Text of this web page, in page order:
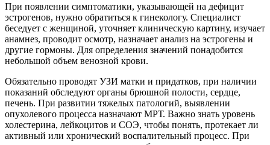
При появлении симптоматики, указывающей на дефицит
эстрогенов, нужно обратиться к гинекологу. Специалист
беседует с женщиной, уточняет клиническую картину, изучает
анамнез, проводит осмотр, назначает анализ на эстрогены и
другие гормоны. Для определения значений понадобится
небольшой объем венозной крови.
Обязательно проводят УЗИ матки и придатков, при наличии
показаний обследуют органы брюшной полости, сердце,
печень. При развитии тяжелых патологий, выявлении
опухолевого процесса назначают МРТ. Важно знать уровень
холестерина, лейкоцитов и СОЭ, чтобы понять, протекает ли
активный или хронический воспалительный процесс. При